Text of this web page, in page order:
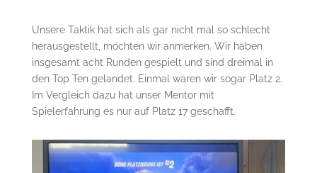
Unsere Taktik hat sich als gar nicht mal so schlecht
herausgestellt, möchten wir anmerken. Wir haben
insgesamt acht Runden gespielt und sind dreimal in
den Top Ten gelandet. Einmal waren wir sogar Platz 2.
Im Vergleich dazu hat unser Mentor mit
Spielerfahrung es nur auf Platz 17 geschafft.